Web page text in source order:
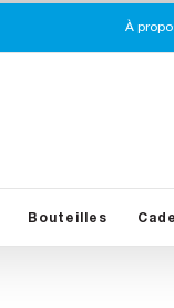
À
Bouteilles